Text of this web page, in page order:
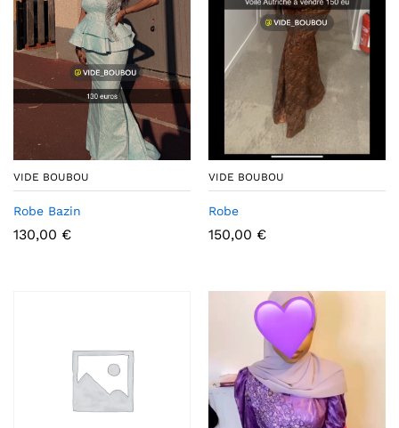
VIDE BOUBOU
Robe Bazin
130,00 €
VIDE BOUBOU
Robe
150,00 €